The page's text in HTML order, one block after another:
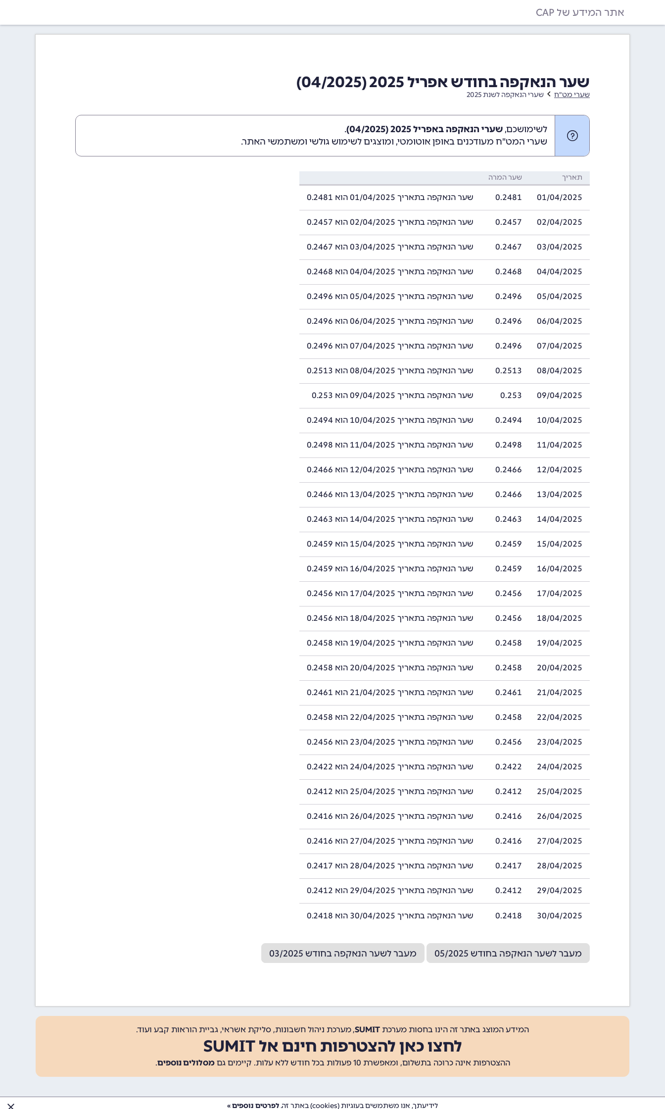
אתר המידע של CAP
שער הנאקפה בחודש אפריל 2025 (04/2025)
שערי מט"ח שערי הנאקפה לשנת 2025
לשימושכם, שערי הנאקפה באפריל 2025 (04/2025)
.
שערי המט"ח מעודכנים באופן אוטומטי, ומוצגים לשימוש גולשי ומשתמשי האתר.
תאריך שער המרה
01/04/2025
0.2481 שער הנאקפה בתאריך 01/04/2025 הוא 0.2481
02/04/2025
0.2457 שער הנאקפה בתאריך 02/04/2025 הוא 0.2457
03/04/2025
0.2467 שער הנאקפה בתאריך 03/04/2025 הוא 0.2467
04/04/2025
0.2468 שער הנאקפה בתאריך 04/04/2025 הוא 0.2468
05/04/2025
0.2496 שער הנאקפה בתאריך 05/04/2025 הוא 0.2496
06/04/2025
0.2496 שער הנאקפה בתאריך 06/04/2025 הוא 0.2496
07/04/2025
0.2496 שער הנאקפה בתאריך 07/04/2025 הוא 0.2496
08/04/2025
0.2513 שער הנאקפה בתאריך 08/04/2025 הוא 0.2513
09/04/2025
0.253 שער הנאקפה בתאריך 09/04/2025 הוא 0.253
10/04/2025
0.2494 שער הנאקפה בתאריך 10/04/2025 הוא 0.2494
11/04/2025
0.2498 שער הנאקפה בתאריך 11/04/2025 הוא 0.2498
12/04/2025
0.2466 שער הנאקפה בתאריך 12/04/2025 הוא 0.2466
13/04/2025
0.2466 שער הנאקפה בתאריך 13/04/2025 הוא 0.2466
14/04/2025
0.2463 שער הנאקפה בתאריך 14/04/2025 הוא 0.2463
15/04/2025
0.2459 שער הנאקפה בתאריך 15/04/2025 הוא 0.2459
16/04/2025
0.2459 שער הנאקפה בתאריך 16/04/2025 הוא 0.2459
17/04/2025
0.2456 שער הנאקפה בתאריך 17/04/2025 הוא 0.2456
18/04/2025
0.2456 שער הנאקפה בתאריך 18/04/2025 הוא 0.2456
19/04/2025
0.2458 שער הנאקפה בתאריך 19/04/2025 הוא 0.2458
20/04/2025
0.2458 שער הנאקפה בתאריך 20/04/2025 הוא 0.2458
21/04/2025
0.2461 שער הנאקפה בתאריך 21/04/2025 הוא 0.2461
22/04/2025
0.2458 שער הנאקפה בתאריך 22/04/2025 הוא 0.2458
23/04/2025
0.2456 שער הנאקפה בתאריך 23/04/2025 הוא 0.2456
24/04/2025
0.2422 שער הנאקפה בתאריך 24/04/2025 הוא 0.2422
25/04/2025
0.2412 שער הנאקפה בתאריך 25/04/2025 הוא 0.2412
26/04/2025
0.2416 שער הנאקפה בתאריך 26/04/2025 הוא 0.2416
27/04/2025
0.2416 שער הנאקפה בתאריך 27/04/2025 הוא 0.2416
28/04/2025
0.2417 שער הנאקפה בתאריך 28/04/2025 הוא 0.2417
29/04/2025
0.2412 שער הנאקפה בתאריך 29/04/2025 הוא 0.2412
30/04/2025
0.2418 שער הנאקפה בתאריך 30/04/2025 הוא 0.2418
מעבר לשער הנאקפה בחודש 05/2025 מעבר לשער הנאקפה בחודש 03/2025
המידע המוצג באתר זה הינו בחסות מערכת SUMIT, מערכת ניהול חשבונות, סליקת אשראי, גביית הוראות קבע ועוד.
לחצו כאן להצטרפות חינם אל SUMIT
ההצטרפות אינה כרוכה בתשלום, ומאפשרת 10 פעולות בכל חודש ללא עלות. קיימים גם מסלולים נוספים.
לידיעתך, אנו משתמשים בעוגיות (cookies) באתר זה. לפרטים נוספים »